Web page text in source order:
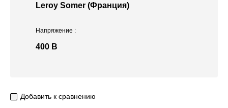
Напряжение :
400 В
Leroy Somer (Франция)
Добавить к сравнению